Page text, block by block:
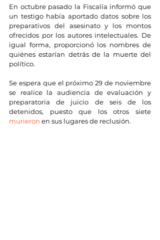
En octubre pasado la Fiscalía informó que
un testigo había aportado datos sobre los
preparativos del asesinato y los montos
ofrecidos por los autores intelectuales. De
igual forma, proporcionó los nombres de
quiénes estarían detrás de la muerte del
político.
Se espera que el próximo 29 de noviembre
se realice la audiencia de evaluación y
preparatoria de juicio de seis de los
murieron en sus lugares de reclusión.